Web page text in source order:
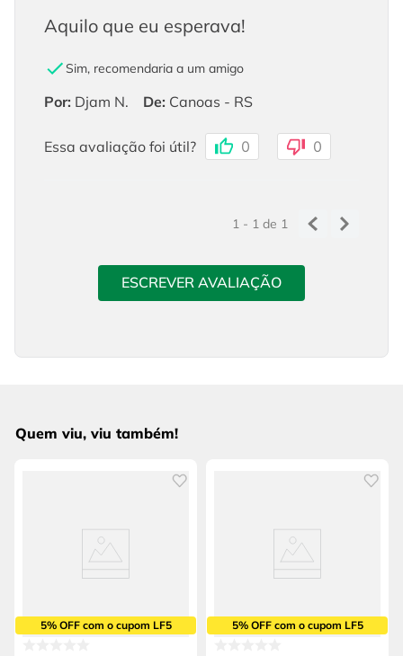
Aquilo que eu esperava!
Sim, recomendaria a um amigo
Por: Djam N. De: Canoas - RS
Essa avaliação foi útil? 0 0
1 - 1de 1
ESCREVER AVALIAÇÃO
Quem viu, viu também!
5% OFF com o cupom LF5 5% OFF com o cupom LF5